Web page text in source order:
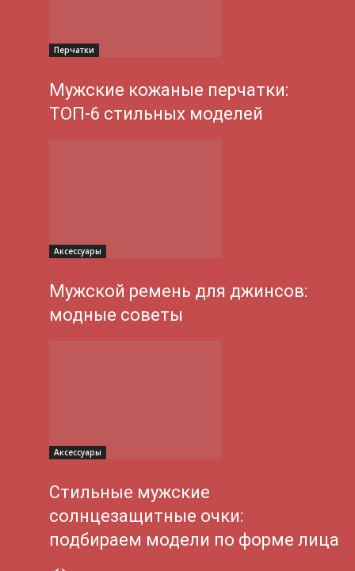
Перчатки
Мужские кожаные перчатки:
ТОП-6 стильных моделей
Аксессуары
Мужской ремень для джинсов:
модные советы
Аксессуары
Стильные мужские
солнцезащитные очки:
подбираем модели по форме лица